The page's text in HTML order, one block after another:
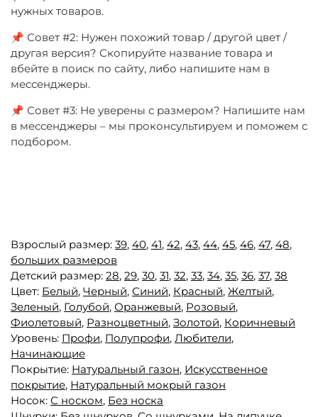
нужных товаров.
📌 Совет #2: Нужен похожий товар / другой цвет /
другая версия? Скопируйте название товара и
вбейте в поиск по сайту, либо напишите нам в
мессенджеры.
📌 Совет #3: Не уверены с размером? Напишите нам
в мессенджеры – мы проконсультируем и поможем с
подбором.
Взрослый размер: 39, 40, 41, 42, 43, 44, 45, 46, 47, 48,
больших размеров
Детский размер: 28, 29, 30, 31, 32, 33, 34, 35, 36, 37, 38
Цвет: Белый, Черный, Синий, Красный, Желтый,
Зеленый, Голубой, Оранжевый, Розовый,
Фиолетовый, Разноцветный, Золотой, Коричневый
Уровень: Профи, Полупрофи, Любители,
Начинающие
Покрытие: Натуральный газон, Искусственное
покрытие, Натуральный мокрый газон
Носок: С носком, Без носка